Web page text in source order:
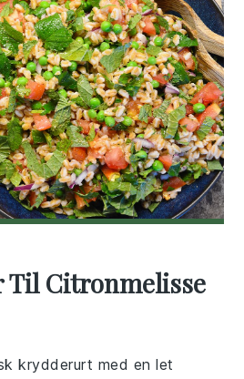
Til Citronmelisse
krydderurt med en let